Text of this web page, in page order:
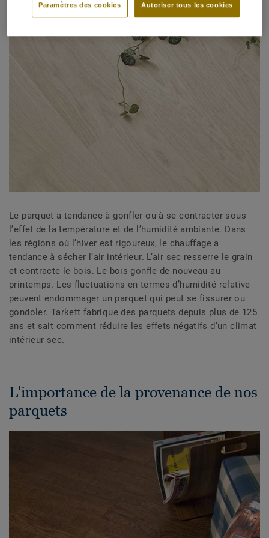
Le parquet a tendance à gonfler ou à se contracter sous
l’effet de la température et de l’humidité ambiante. Dans
les régions où l’hiver est rigoureux, le chauffage a
tendance à sécher l’air intérieur. L’air sec resserre le grain
et contracte le bois. Le bois gonfle de nouveau au
printemps. Les fluctuations en termes d’humidité relative
peuvent endommager un parquet qui peut se fissurer ou
gondoler. Tarkett fabrique des parquets depuis plus de 125
ans et sait comment réduire les effets négatifs d’un climat
intérieur sec.
L'importance de la provenance de nos
parquets
Paramètres des cookies Autoriser tous les cookies